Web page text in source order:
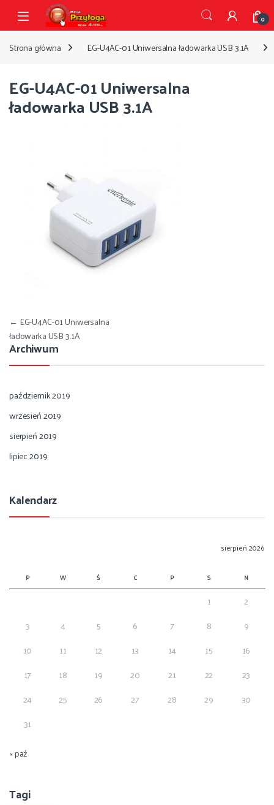
Przejdź do nawigacji
Przejdź do treści
Open 0
Strona główna EG-U4AC-01 Uniwersalna ładowarka USB 3.1A
EG-U4AC-01 Uniwersalna
ładowarka USB 3.1A
Nawigacja wpisu
← EG-U4AC-01 Uniwersalna
ładowarka USB 3.1A
Archiwum
październik 2019
wrzesień 2019
sierpień 2019
lipiec 2019
Kalendarz
sierpień 2026
P W Ś C P S N
1
2
3
4 5 6 7 8
9
10
11 12 13 14 15
16
17
18 19 20 21 22
23
24
25 26 27 28 29
30
31
« paź
Tagi